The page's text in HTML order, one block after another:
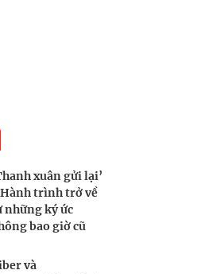
xuân gửi lại’
trình trở về
những ký ức
bao giờ cũ
và